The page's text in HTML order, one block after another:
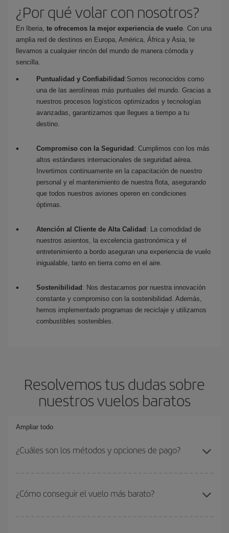
¿Por qué volar con nosotros?
En Iberia, te ofrecemos la mejor experiencia de vuelo . Con una
amplia red de destinos en Europa, América, África y Asia, te
llevamos a cualquier rincón del mundo de manera cómoda y
sencilla.
Puntualidad y Confiabilidad :Somos reconocidos como
una de las aerolíneas más puntuales del mundo. Gracias a
nuestros procesos logísticos optimizados y tecnologías
avanzadas, garantizamos que llegues a tiempo a tu
destino.
Compromiso con la Seguridad : Cumplimos con los más
altos estándares internacionales de seguridad aérea.
Invertimos continuamente en la capacitación de nuestro
personal y el mantenimiento de nuestra flota, asegurando
que todos nuestros aviones operen en condiciones
óptimas.
Atención al Cliente de Alta Calidad : La comodidad de
nuestros asientos, la excelencia gastronómica y el
entretenimiento a bordo aseguran una experiencia de vuelo
inigualable, tanto en tierra como en el aire.
Sostenibilidad : Nos destacamos por nuestra innovación
constante y compromiso con la sostenibilidad. Además,
hemos implementado programas de reciclaje y utilizamos
combustibles sostenibles.
Resolvemos tus dudas sobre
nuestros vuelos baratos
Ampliar todo
¿Cuáles son los métodos y opciones de pago?
de crédito y débito, PayPal, Bizum, Sofort Banking y
transferencia bancaria
¿Cómo conseguir el vuelo más barato?